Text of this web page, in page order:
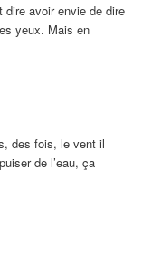
dire avoir envie de dire
yeux. Mais en
des fois, le vent il
de l’eau, ça